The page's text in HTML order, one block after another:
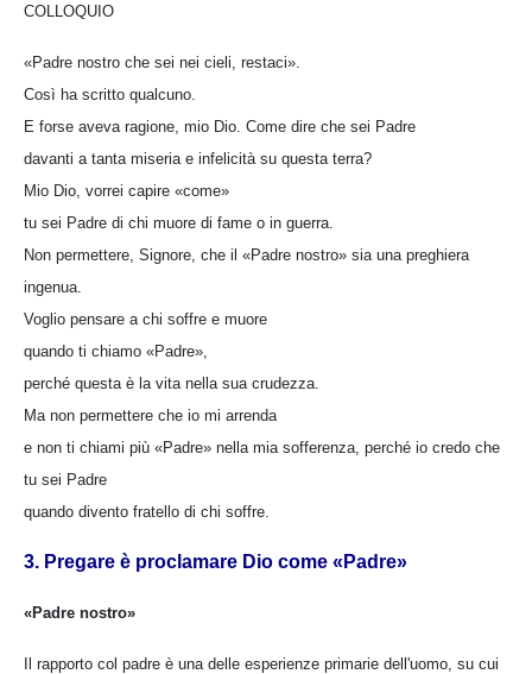
COLLOQUIO
«Padre nostro che sei nei cieli, restaci».
Così ha scritto qualcuno.
E forse aveva ragione, mio Dio. Come dire che sei Padre
davanti a tanta miseria e infelicità su questa terra?
Mio Dio, vorrei capire «come»
tu sei Padre di chi muore di fame o in guerra.
Non permettere, Signore, che il «Padre nostro» sia una preghiera
ingenua.
Voglio pensare a chi soffre e muore
quando ti chiamo «Padre»,
perché questa è la vita nella sua crudezza.
Ma non permettere che io mi arrenda
e non ti chiami più «Padre» nella mia sofferenza, perché io credo che
tu sei Padre
quando divento fratello di chi soffre.
3. Pregare è proclamare Dio come «Padre»
«Padre nostro»
Il rapporto col padre è una delle esperienze primarie dell'uomo, su cui